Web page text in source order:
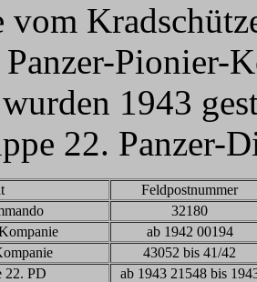
vom
Pionier-
1943
22. Panzer-
Feldpostnummer
32180
ab 1942 00194
43052 bis 41/42
22. PD
ab 1943 21548 bis